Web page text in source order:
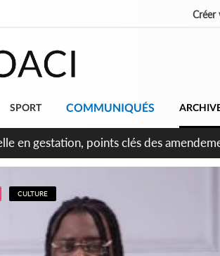
Créer
SPORT COMMUNIQUÉS
en gestation, points clés des
CULTURE